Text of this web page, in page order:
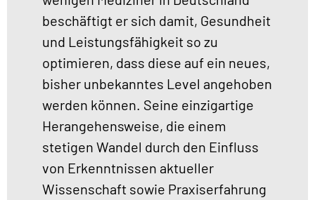
beschäftigt er sich damit, Gesundheit
und Leistungsfähigkeit so zu
optimieren, dass diese auf ein neues,
bisher unbekanntes Level angehoben
werden können. Seine einzigartige
Herangehensweise, die einem
stetigen Wandel durch den Einfluss
von Erkenntnissen aktueller
Wissenschaft sowie Praxiserfahrung